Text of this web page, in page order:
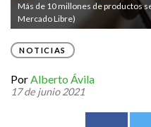
Más de 10 millones de productos
Mercado Libre)
NOTICIAS
Por Alberto Ávila
17 de junio 2021